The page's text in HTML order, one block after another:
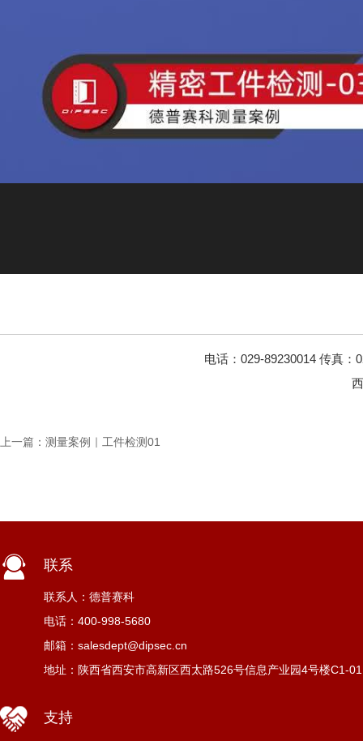
电话：029-89230014 传真：
上一篇： 测量案例｜工件检测01
联系
联系人：德普赛科
电话：400-998-5680
邮箱：salesdept@dipsec.cn
地址：陕西省西安市高新区西太路526号信息产业园4号楼C1-01
支持